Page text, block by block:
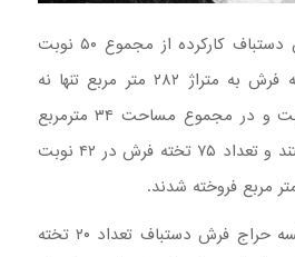
در این جلسه حراج فرش دستباف کارکرده از مجموع ۵۰ نوبت
برگزاری و تعداد ۸۴ تخته فرش به متراژ ۲۸۲ متر مربع تنها نه
تخته فرش در هشت نوبت و در مجموع مساحت ۳۴ مترمربع
شانسی برای فروش نداشتند و تعداد ۷۵ تخته فرش در ۴۲ نوبت
در بیست و سومین جلسه حراج فرش دستباف تعداد ۲۰ تخته